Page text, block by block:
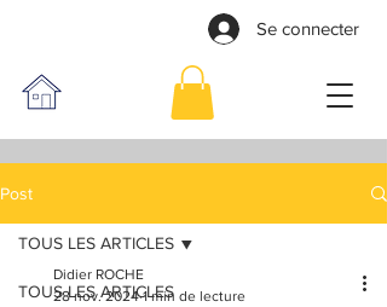
Se connecter
Post
TOUS LES ARTICLES
TOUS LES ARTICLES
Didier ROCHE
28 nov. 2024 1 min de lecture